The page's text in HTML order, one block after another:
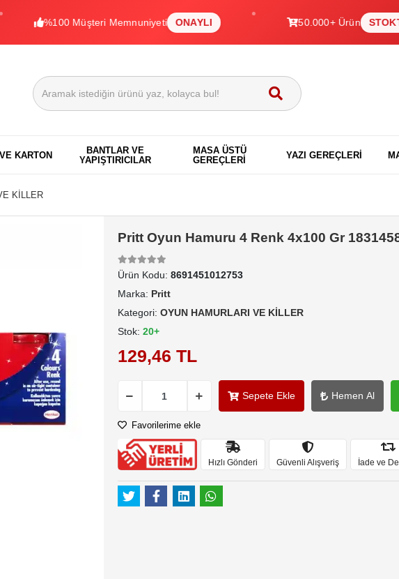
%100 Müşteri Memnuniyeti ONAYLI 50.000+ Ürün STOKTA
KARTON
BANTLAR VE
YAPIŞTIRICILAR
MASA ÜSTÜ
GEREÇLERİ
YAZI GEREÇLERİ
KİLLER
Pritt Oyun Hamuru 4 Renk 4x100 Gr
Ürün Kodu: 8691451012753
Marka: Pritt
Kategori: OYUN HAMURLARI VE KİLLER
Stok: 20+
129,46 TL
Sepete Ekle Hemen Al
Favorilerime ekle
Hızlı Gönderi Güvenli Alışveriş İade ve